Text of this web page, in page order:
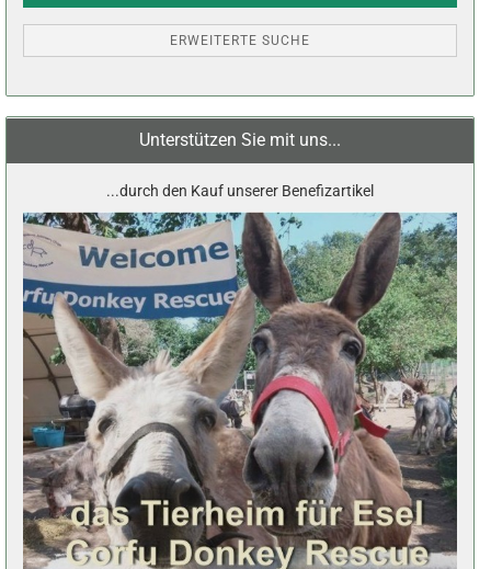
ERWEITERTE SUCHE
Unterstützen Sie mit uns...
...durch den Kauf unserer Benefizartikel